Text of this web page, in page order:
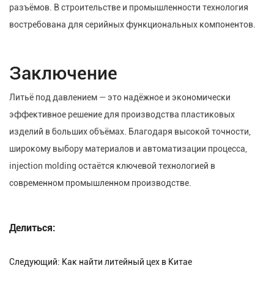
разъёмов. В строительстве и промышленности технология
востребована для серийных функциональных компонентов.
Заключение
Литьё под давлением — это надёжное и экономически
эффективное решение для производства пластиковых
изделий в больших объёмах. Благодаря высокой точности,
широкому выбору материалов и автоматизации процесса,
injection molding остаётся ключевой технологией в
современном промышленном производстве.
Делиться:
Следующий: Как найти литейный цех в Китае